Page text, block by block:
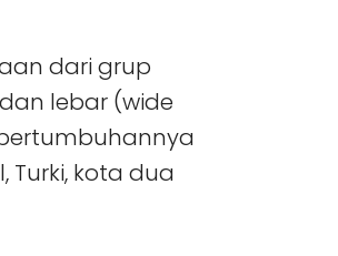
dari grup
lebar (wide
kota dua